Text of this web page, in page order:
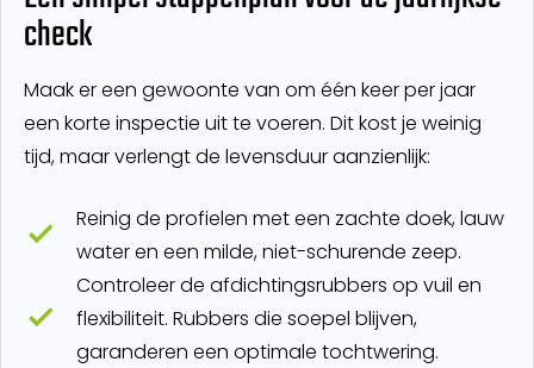
check
Maak er een gewoonte van om één keer per jaar
een korte inspectie uit te voeren. Dit kost je weinig
tijd, maar verlengt de levensduur aanzienlijk:
Reinig de profielen met een zachte doek, lauw
water en een milde, niet-schurende zeep.
Controleer de afdichtingsrubbers op vuil en
flexibiliteit. Rubbers die soepel blijven,
garanderen een optimale tochtwering.